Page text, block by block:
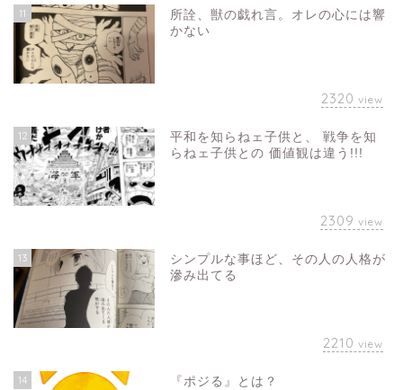
11
所詮、獣の戯れ言。オレの心には響
かない
2320 view
12
平和を知らねェ子供と、 戦争を知
らねェ子供との 価値観は違う!!!
2309 view
13
シンプルな事ほど、その人の人格が
滲み出てる
2210 view
14 『ポジる』とは？